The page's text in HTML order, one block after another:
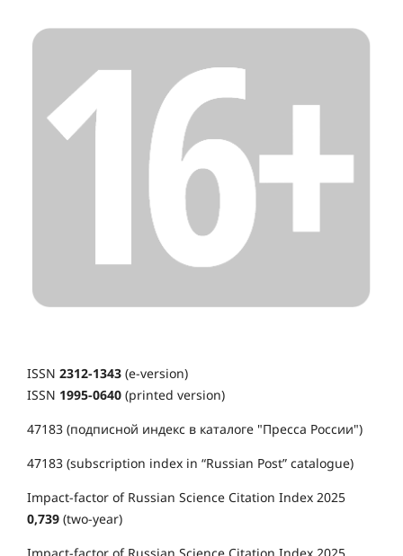
ISSN 2312-1343 (e-version)
ISSN 1995-0640 (printed version)
47183 (подписной индекс в каталоге "Пресса России")
47183 (subscription index in “Russian Post” catalogue)
Impact-factor of Russian Science Citation Index 2025
0,739 (two-year)